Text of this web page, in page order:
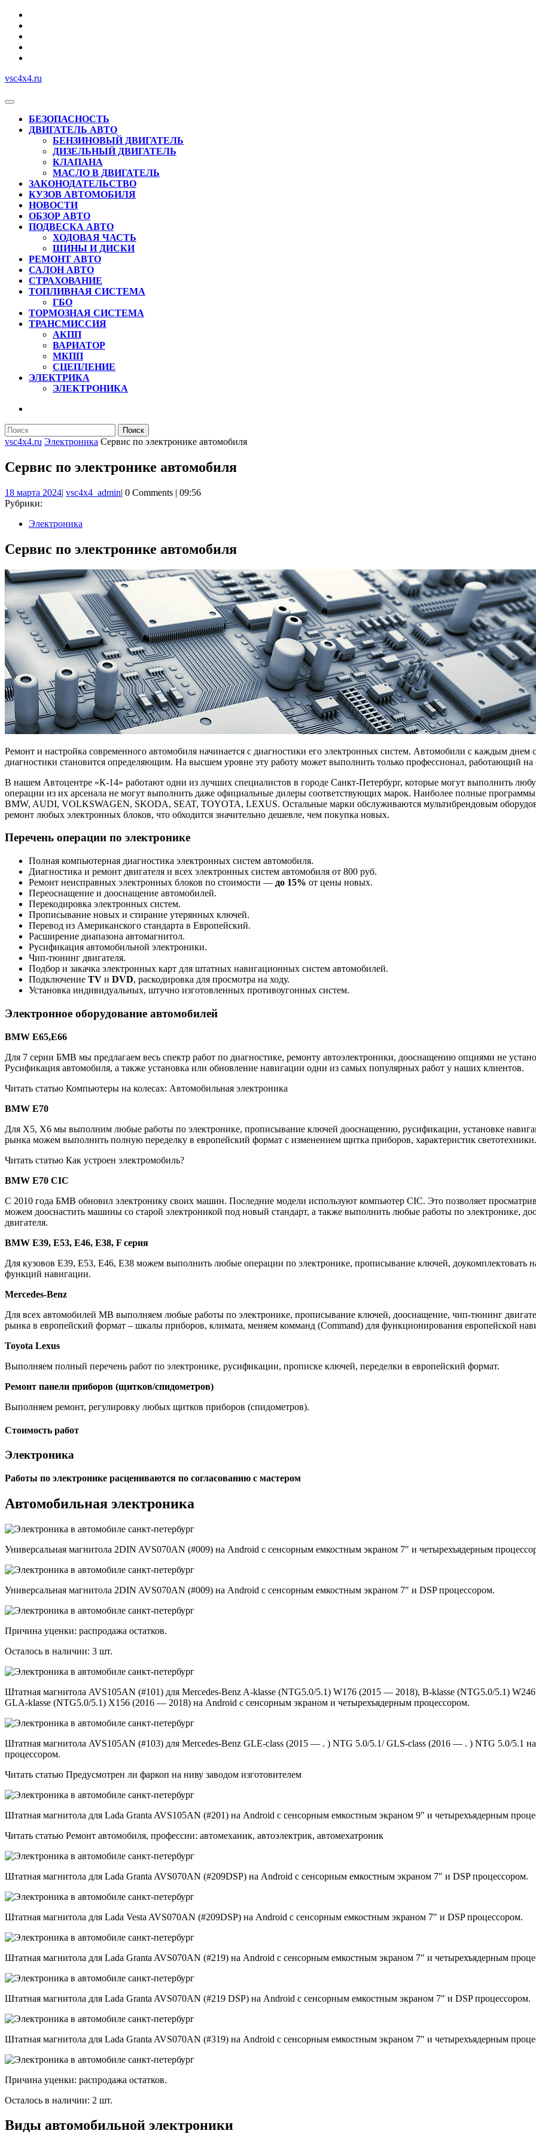
Перейти
содержимому
vsc4x4.ru
Кнопка
ОткрытьБЕЗОПАСНОСТЬ
ДВИГАТЕЛЬ АВТО
БЕНЗИНОВЫЙ ДВИГАТЕЛЬ
ДИЗЕЛЬНЫЙ ДВИГАТЕЛЬ
КЛАПАНА
МАСЛО В ДВИГАТЕЛЬ
ЗАКОНОДАТЕЛЬСТВО
КУЗОВ АВТОМОБИЛЯ
НОВОСТИ
ОБЗОР АВТО
ПОДВЕСКА АВТО
ХОДОВАЯ ЧАСТЬ
ШИНЫ И ДИСКИ
РЕМОНТ АВТО
САЛОН АВТО
СТРАХОВАНИЕ
ТОПЛИВНАЯ СИСТЕМА
ГБО
ТОРМОЗНАЯ СИСТЕМА
ТРАНСМИССИЯ
АКПП
ВАРИАТОР
МКПП
СЦЕПЛЕНИЕ
ЭЛЕКТРИКА
ЭЛЕКТРОНИКА
КНОПКА
Найти:
vsc4x4.ru Электроника Сервис по электронике автомобиля
Сервис по электронике автомобиля
18 марта 202418
| vsc4x4_adminvsc4x4_admin
| 0 Comments | 09:56
Рубрики:
Электроника
Сервис по электронике автомобиля
Ремонт и настройка современного автомобиля начинается с диагностики его электронных систем. Автомобили с каждым днем
диагностики становится определяющим. На высшем уровне эту работу может выполнить только профессионал, работающий
В нашем Автоцентре «К-14» работают одни из лучших специалистов в городе Санкт-Петербург, которые могут выполнить
операции из их арсенала не могут выполнить даже официальные дилеры соответствующих марок. Наиболее полные
BMW, AUDI, VOLKSWAGEN, SKODA, SEAT, TOYOTA, LEXUS. Остальные марки обслуживаются мультибрендовым
ремонт любых электронных блоков, что обходится значительно дешевле, чем покупка новых.
Перечень операции по электронике
Полная компьютерная диагностика электронных систем автомобиля.
Диагностика и ремонт двигателя и всех электронных систем автомобиля от 800 руб.
Ремонт неисправных электронных блоков по стоимости — до 15% от цены новых.
Переоснащение и дооснащение автомобилей.
Перекодировка электронных систем.
Прописывание новых и стирание утерянных ключей.
Перевод из Американского стандарта в Европейский.
Расширение диапазона автомагнитол.
Русификация автомобильной электроники.
Чип-тюнинг двигателя.
Подбор и закачка электронных карт для штатных навигационных систем автомобилей.
Подключение TV и DVD, раскодировка для просмотра на ходу.
Установка индивидуальных, штучно изготовленных противоугонных систем.
Электронное оборудование автомобилей
BMW E65,Е66
Для 7 серии БМВ мы предлагаем весь спектр работ по диагностике, ремонту автоэлектроники, дооснащению опциями не
Русификация автомобиля, а также установка или обновление навигации одни из самых популярных работ у наших клиентов.
Читать статью Компьютеры на колесах: Автомобильная электроника
BMW E70
Для Х5, Х6 мы выполним любые работы по электронике, прописывание ключей дооснащению, русификации, установке
рынка можем выполнить полную переделку в европейский формат с изменением щитка приборов, характеристик светотехники.
Читать статью Как устроен электромобиль?
BMW Е70 CIC
С 2010 года БМВ обновил электронику своих машин. Последние модели используют компьютер CIC. Это позволяет
можем дооснастить машины со старой электроникой под новый стандарт, а также выполнить любые работы по электронике,
двигателя.
BMW Е39, Е53, Е46, Е38, F серия
Для кузовов Е39, Е53, Е46, Е38 можем выполнить любые операции по электронике, прописывание ключей,
функций навигации.
Mercedes-Benz
Для всех автомобилей МВ выполняем любые работы по электронике, прописывание ключей, дооснащение, чип-тюнинг
рынка в европейский формат – шкалы приборов, климата, меняем комманд (Command) для функционирования европейской
Toyota Lexus
Выполняем полный перечень работ по электронике, русификации, прописке ключей, переделки в европейский формат.
Ремонт панели приборов (щитков/спидометров)
Выполняем ремонт, регулировку любых щитков приборов (спидометров).
Стоимость работ
Электроника
Работы по электронике расцениваются по согласованию с мастером
Автомобильная электроника
Универсальная магнитола 2DIN AVS070AN (#009) на Android с сенсорным емкостным экраном 7″ и четырехъядерным
Универсальная магнитола 2DIN AVS070AN (#009) на Android с сенсорным емкостным экраном 7″ и DSP процессором.
Причина уценки: распродажа остатков.
Осталось в наличии: 3 шт.
Штатная магнитола AVS105AN (#101) для Mercedes-Benz A-klasse (NTG5.0/5.1) W176 (2015 — 2018), B-klasse (NTG5.0/5.1)
GLA-klasse (NTG5.0/5.1) X156 (2016 — 2018) на Android с сенсорным экраном и четырехъядерным процессором.
Штатная магнитола AVS105AN (#103) для Mercedes-Benz GLЕ-class (2015 — . ) NTG 5.0/5.1/ GLS-class (2016 — . ) NTG 5.0/5.1
процессором.
Читать статью Предусмотрен ли фаркоп на ниву заводом изготовителем
Штатная магнитола для Lada Granta AVS105AN (#201) на Android с сенсорным емкостным экраном 9″ и четырехъядерным
Читать статью Ремонт автомобиля, профессии: автомеханик, автоэлектрик, автомехатроник
Штатная магнитола для Lada Granta AVS070AN (#209DSP) на Android с сенсорным емкостным экраном 7″ и DSP процессором.
Штатная магнитола для Lada Vesta AVS070AN (#209DSP) на Android с сенсорным емкостным экраном 7″ и DSP процессором.
Штатная магнитола для Lada Granta AVS070AN (#219) на Android с сенсорным емкостным экраном 7″ и четырехъядерным
Штатная магнитола для Lada Granta AVS070AN (#219 DSP) на Android с сенсорным емкостным экраном 7″ и DSP процессором.
Штатная магнитола для Lada Granta AVS070AN (#319) на Android с сенсорным емкостным экраном 7″ и четырехъядерным
Причина уценки: распродажа остатков.
Осталось в наличии: 2 шт.
Виды автомобильной электроники